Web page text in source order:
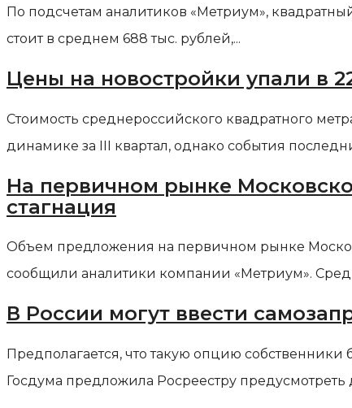
По подсчетам аналитиков «Метриум»,
стоит в среднем 688 тыс. рублей,...
Цены на новостройки упали в
Стоимость среднероссийского квадратного
динамике за III квартал, однако события
На первичном рынке
стагнация
Объем предложения на первичном рынке
сообщили аналитики компании «Метриум».
В России могут ввести
Предполагается, что такую опцию собственники
Госдума предложила Росреестру предусмотреть